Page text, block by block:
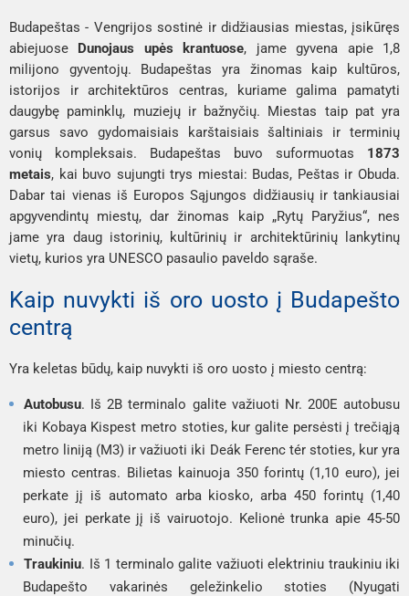
Budapeštas - Vengrijos sostinė ir didžiausias miestas, įsikūręs
abiejuose Dunojaus upės krantuose, jame gyvena apie 1,8
milijono gyventojų. Budapeštas yra žinomas kaip kultūros,
istorijos ir architektūros centras, kuriame galima pamatyti
daugybę paminklų, muziejų ir bažnyčių. Miestas taip pat yra
garsus savo gydomaisiais karštaisiais šaltiniais ir terminių
vonių kompleksais. Budapeštas buvo suformuotas 1873
metais, kai buvo sujungti trys miestai: Budas, Peštas ir Obuda.
Dabar tai vienas iš Europos Sąjungos didžiausių ir tankiausiai
apgyvendintų miestų, dar žinomas kaip „Rytų Paryžius“, nes
jame yra daug istorinių, kultūrinių ir architektūrinių lankytinų
vietų, kurios yra UNESCO pasaulio paveldo sąraše.
Kaip nuvykti iš oro uosto į Budapešto
centrą
Yra keletas būdų, kaip nuvykti iš oro uosto į miesto centrą:
Autobusu. Iš 2B terminalo galite važiuoti Nr. 200E autobusu
iki Kobaya Kispest metro stoties, kur galite persėsti į trečiąją
metro liniją (M3) ir važiuoti iki Deák Ferenc tér stoties, kur yra
miesto centras. Bilietas kainuoja 350 forintų (1,10 euro), jei
perkate jį iš automato arba kiosko, arba 450 forintų (1,40
euro), jei perkate jį iš vairuotojo. Kelionė trunka apie 45-50
minučių.
Traukiniu. Iš 1 terminalo galite važiuoti elektriniu traukiniu iki
Budapešto vakarinės geležinkelio stoties (Nyugati